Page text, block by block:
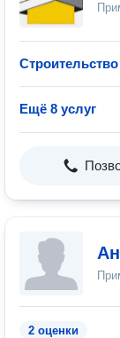
Ещё 8 услуг
2 оценки